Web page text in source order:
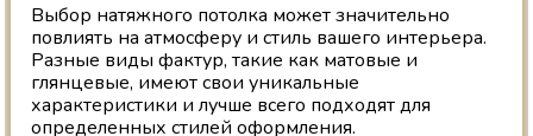
Выбор натяжного потолка может значительно
повлиять на атмосферу и стиль вашего интерьера.
Разные виды фактур, такие как матовые и
глянцевые, имеют свои уникальные
характеристики и лучше всего подходят для
определенных стилей оформления.